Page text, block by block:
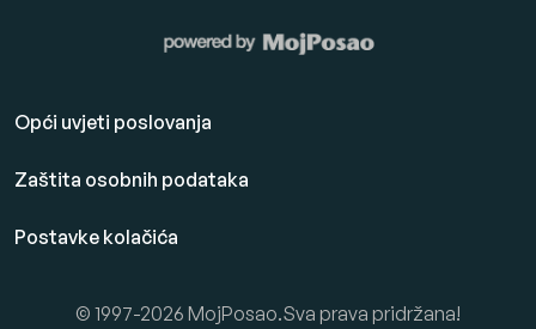
Opći uvjeti poslovanja
Zaštita osobnih podataka
Postavke kolačića
© 1997-2026 MojPosao.Sva prava pridržana!